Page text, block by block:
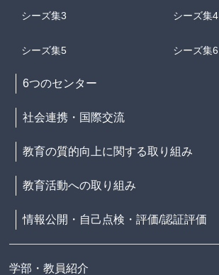
シーズ集3 シーズ集4
シーズ集5 シーズ集6
6つのセンター
社会連携・国際交流
教育の質的向上に関する取り組み
教育活動への取り組み
情報公開・自己点検・評価/認証評価
学部・教員紹介